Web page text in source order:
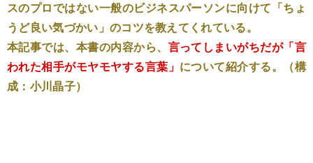
スのプロではない一般のビジネスパーソンに向けて「ちょ
うど良い気づかい」のコツを教えてくれている。
本記事では、本書の内容から、 言ってしまいがちだが「言
われた相手がモヤモヤする言葉」 について紹介する。（構
成：小川晶子）